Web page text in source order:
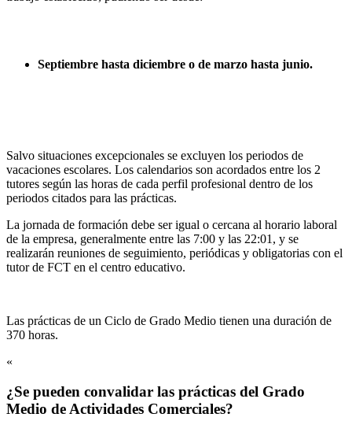
Septiembre hasta diciembre o de marzo hasta junio.
Salvo situaciones excepcionales se excluyen los periodos de
vacaciones escolares. Los calendarios son acordados entre los 2
tutores según las horas de cada perfil profesional dentro de los
periodos citados para las prácticas.
La jornada de formación debe ser igual o cercana al horario laboral
de la empresa, generalmente entre las 7:00 y las 22:01, y se
realizarán reuniones de seguimiento, periódicas y obligatorias con el
tutor de FCT en el centro educativo.
Las prácticas de un Ciclo de Grado Medio tienen una duración de
370 horas.
«
¿Se pueden convalidar las prácticas del Grado
Medio de Actividades Comerciales?